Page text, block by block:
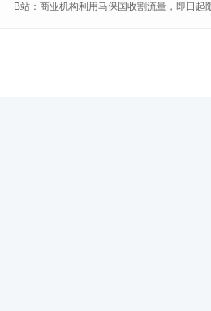
B站：商业机构利用马保国收割流量，即日起